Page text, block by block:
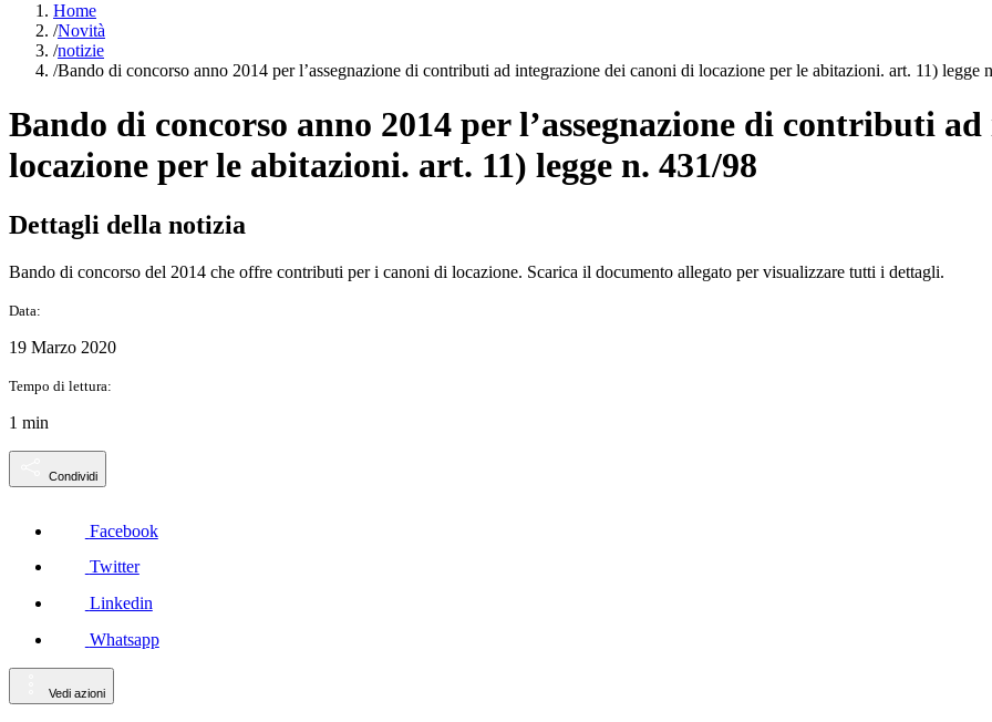
Home
/Novità
/notizie
/Bando di concorso anno 2014 per l’assegnazione di contributi ad integrazione dei canoni di locazione per le abitazioni. art. 11) legge
Bando di concorso anno 2014 per l’assegnazione di contributi
locazione per le abitazioni. art. 11) legge n. 431/98
Dettagli della notizia
Bando di concorso del 2014 che offre contributi per i canoni di locazione. Scarica il documento allegato per visualizzare tutti i dettagli.
Data:
19 Marzo 2020
Tempo di lettura:
1 min
Condividi
Facebook
Twitter
Linkedin
Whatsapp
Vedi azioni